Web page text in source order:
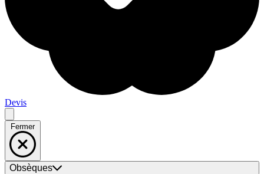
Devis
Fermer
Obsèques